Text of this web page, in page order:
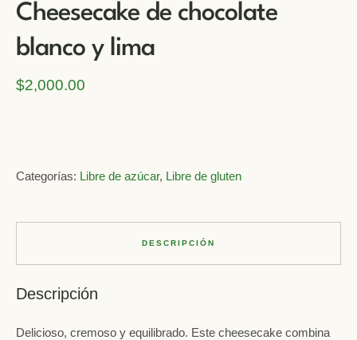
Cheesecake de chocolate
blanco y lima
$2,000.00
Categorías: Libre de azúcar, Libre de gluten
DESCRIPCIÓN
Descripción
Delicioso, cremoso y equilibrado. Este cheesecake combina